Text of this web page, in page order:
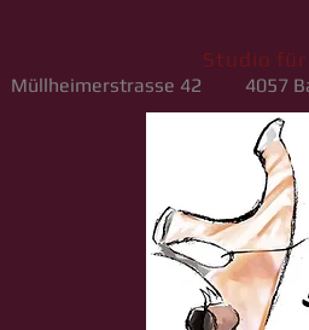
Studio für
Müllheimerstrasse 42 4057